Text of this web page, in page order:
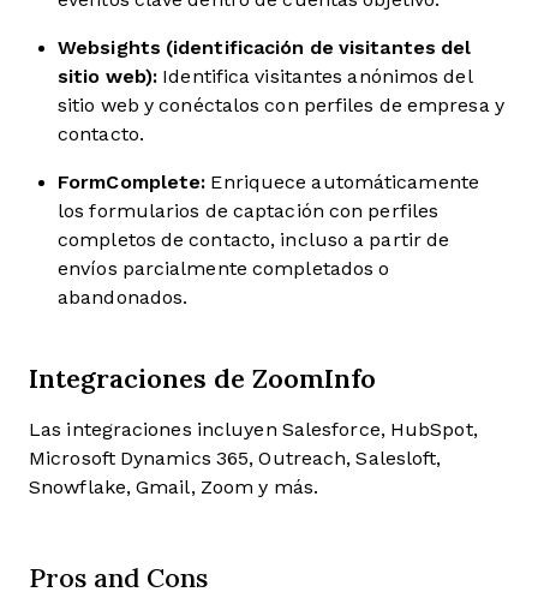
Websights (identificación de visitantes del
sitio web): Identifica visitantes anónimos del
sitio web y conéctalos con perfiles de empresa y
contacto.
FormComplete: Enriquece automáticamente
los formularios de captación con perfiles
completos de contacto, incluso a partir de
envíos parcialmente completados o
abandonados.
Integraciones de ZoomInfo
Las integraciones incluyen Salesforce, HubSpot,
Microsoft Dynamics 365, Outreach, Salesloft,
Snowflake, Gmail, Zoom y más.
Pros and Cons